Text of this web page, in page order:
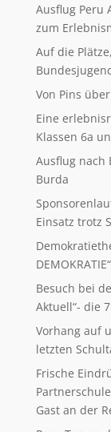
Ausflug Peru
zum
Auf die
Von Pins
Eine
Klassen 6a
Ausflug nach
Burda
Einsatz trotz
Besuch bei
Aktuell“- die
Vorhang auf
letzten
Frische
Gast an der